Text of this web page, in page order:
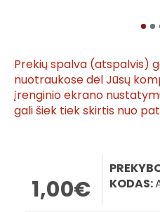
Prekių spalva (atspalvis)
nuotraukose dėl Jūsų
įrenginio ekrano
gali šiek tiek skirtis nuo
1,00€
KODAS: